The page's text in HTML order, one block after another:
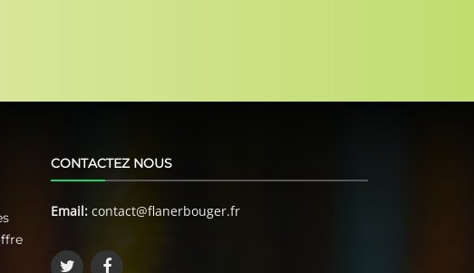
CONTACTEZ NOUS
Email: contact@flanerbouger.fr